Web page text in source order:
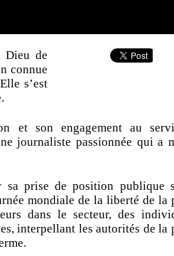
Dieu de
connue
s’est
et son engagement au
journaliste passionnée qui a
sa prise de position publique
mondiale de la liberté de la
dans le secteur, des
interpellant les autorités de la